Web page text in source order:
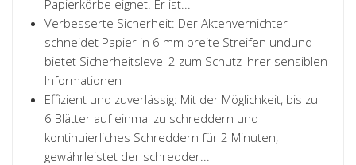
Papierkörbe eignet. Er ist...
Verbesserte Sicherheit: Der Aktenvernichter
schneidet Papier in 6 mm breite Streifen undund
bietet Sicherheitslevel 2 zum Schutz Ihrer sensiblen
Informationen
Effizient und zuverlässig: Mit der Möglichkeit, bis zu
6 Blätter auf einmal zu schreddern und
kontinuierliches Schreddern für 2 Minuten,
gewährleistet der schredder...